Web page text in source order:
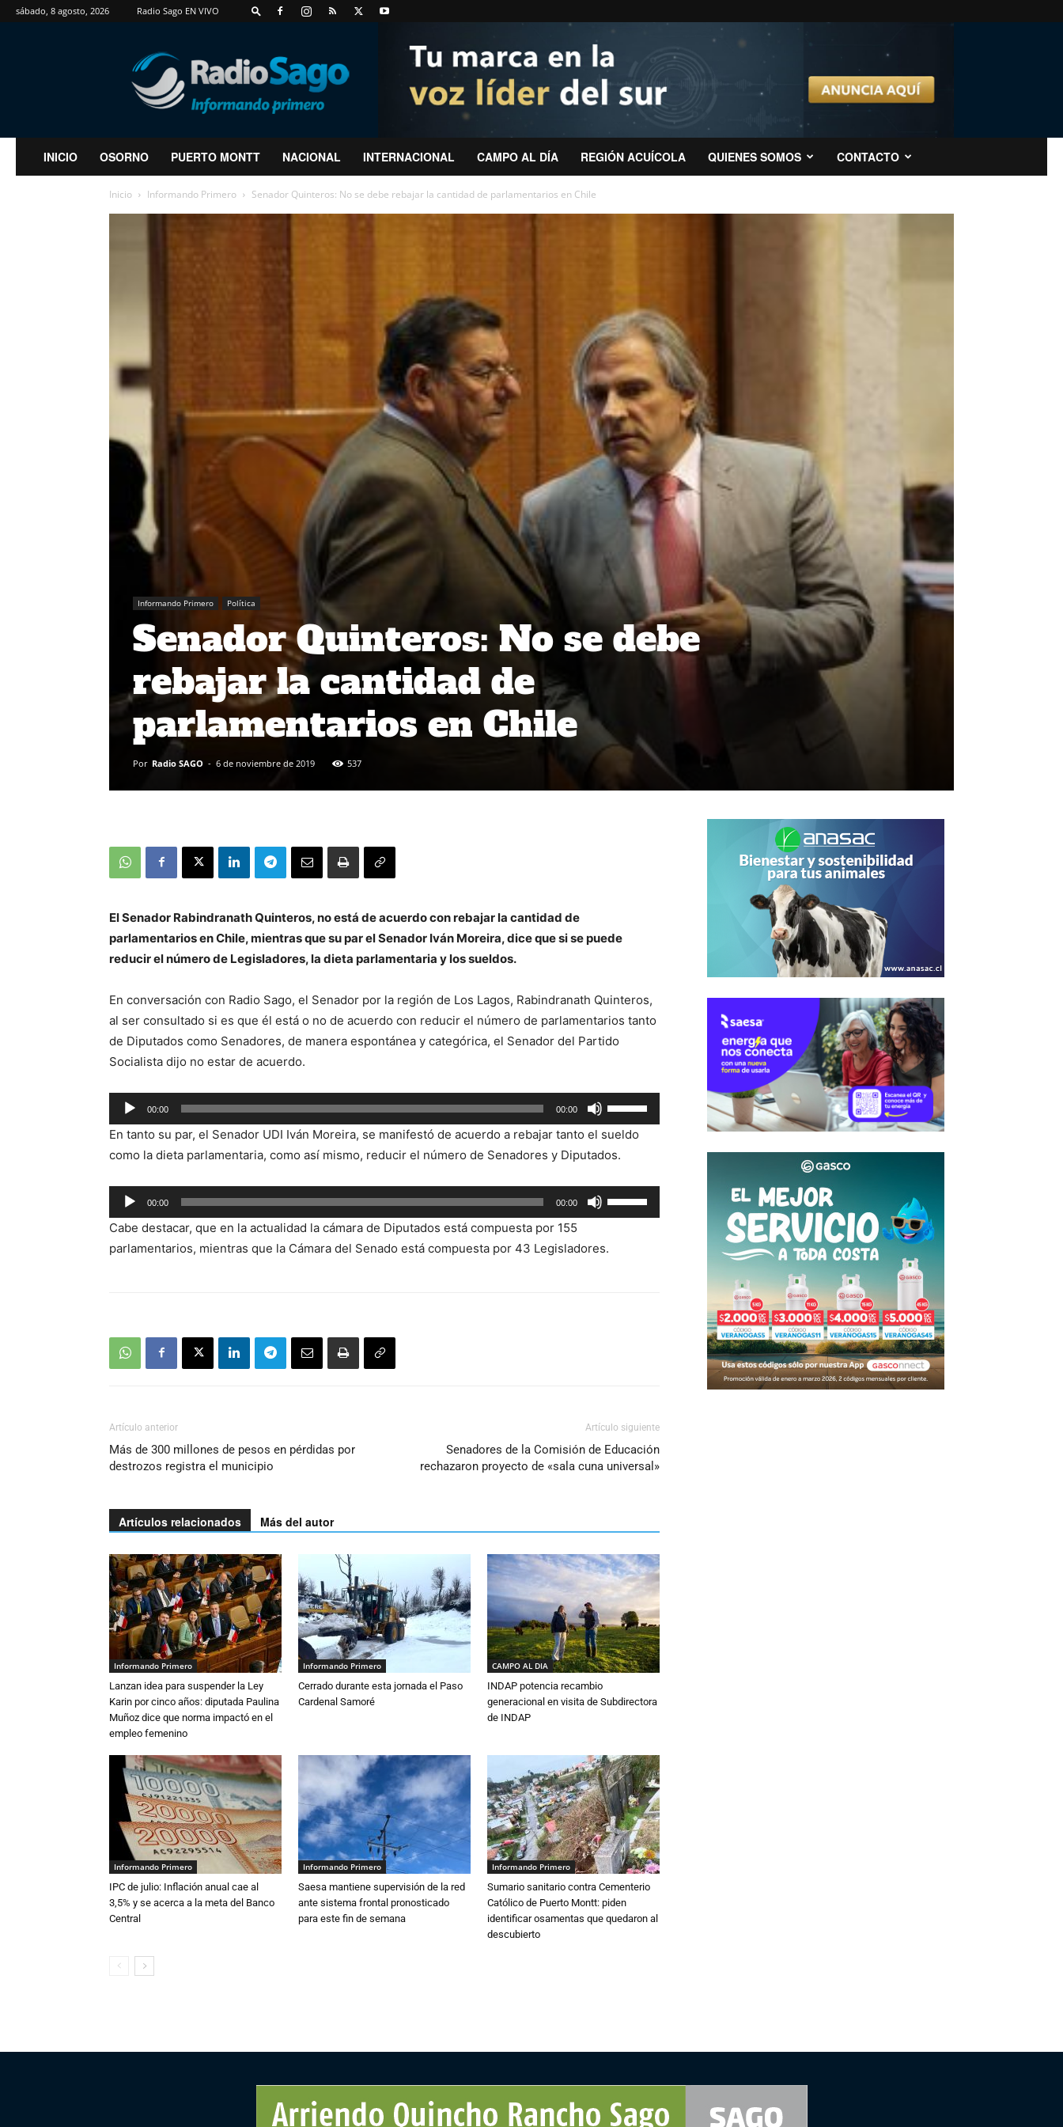
sábado, 8 agosto, 2026 Radio Sago EN VIVO
RadioSago
INICIO OSORNO PUERTO MONTT NACIONAL INTERNACIONAL CAMPO AL DÍA REGIÓN ACUÍCOLA QUIENES SOMOS CONTACTO
Inicio Informando Primero Senador Quinteros: No se debe rebajar la cantidad de parlamentarios en Chile
Informando Primero Política
Senador Quinteros: No se debe
rebajar la cantidad de
parlamentarios en Chile
Por Radio SAGO - 6 de noviembre de 2019 537
El Senador Rabindranath Quinteros, no está de acuerdo con rebajar la cantidad de
parlamentarios en Chile, mientras que su par el Senador Iván Moreira, dice que si se puede
reducir el número de Legisladores, la dieta parlamentaria y los sueldos.
En conversación con Radio Sago, el Senador por la región de Los Lagos, Rabindranath Quinteros,
al ser consultado si es que él está o no de acuerdo con reducir el número de parlamentarios tanto
de Diputados como Senadores, de manera espontánea y categórica, el Senador del Partido
Socialista dijo no estar de acuerdo.
Reproductor
de
audio
00:00 00:00
las
teclas
de
flecha
arriba/abajo
En tanto su par, el Senador UDI Iván Moreira, se manifestó de acuerdo a rebajar tanto el sueldo
como la dieta parlamentaria, como así mismo, reducir el número de Senadores y Diputados.
Reproductor
de
audio
00:00 00:00
las
de
volumen.
Cabe destacar, que en la actualidad la cámara de Diputados está compuesta por 155
parlamentarios, mientras que la Cámara del Senado está compuesta por 43 Legisladores.
Artículo anterior
Más de 300 millones de pesos en pérdidas por
destrozos registra el municipio
Artículo siguiente
Senadores de la Comisión de Educación
rechazaron proyecto de «sala cuna universal»
Artículos relacionados Más del autor
Informando Primero
Lanzan idea para suspender la Ley
Karin por cinco años: diputada Paulina
Muñoz dice que norma impactó en el
empleo femenino
Informando Primero
Cerrado durante esta jornada el Paso
Cardenal Samoré
CAMPO AL DIA
INDAP potencia recambio
generacional en visita de Subdirectora
de INDAP
Informando Primero
IPC de julio: Inflación anual cae al
3,5% y se acerca a la meta del Banco
Central
Informando Primero
Saesa mantiene supervisión de la red
ante sistema frontal pronosticado
para este fin de semana
Informando Primero
Sumario sanitario contra Cementerio
Católico de Puerto Montt: piden
identificar osamentas que quedaron al
descubierto